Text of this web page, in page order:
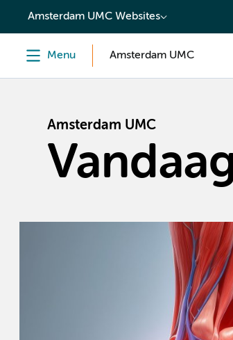
content
Amsterdam UMC Websites
Menu Amsterdam UMC
Amsterdam UMC